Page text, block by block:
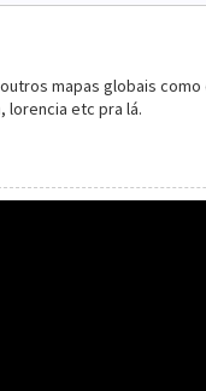
mapas globais
lorencia etc pra lá.